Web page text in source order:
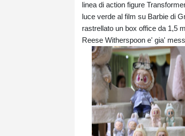
linea di action figure
luce verde al film su Barbie di
rastrellato un box office da 1,5
Reese Witherspoon e' gia'